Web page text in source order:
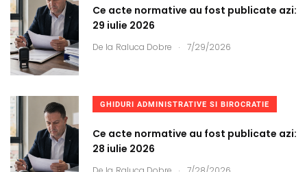
Ce acte normative au fost publicate azi:
29 iulie 2026
De la Raluca Dobre . 7/29/2026
GHIDURI ADMINISTRATIVE SI BIROCRATIE
Ce acte normative au fost publicate azi:
28 iulie 2026
.